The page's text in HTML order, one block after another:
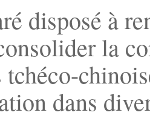
disposé à
la
dans